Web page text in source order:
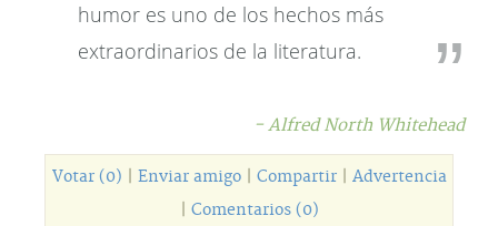
humor es uno de los hechos más
extraordinarios de la literatura.
- Alfred North Whitehead
Votar (0) Enviar amigo| Compartir| Advertencia
Comentarios (0)